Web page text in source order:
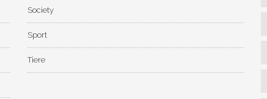
Society
Sport
Tiere